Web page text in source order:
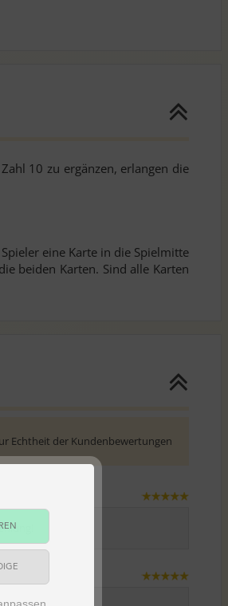
10 zu ergänzen, erlangen die
eine Karte in die Spielmitte
beiden Karten. Sind alle Karten
Echtheit der Kundenbewertungen